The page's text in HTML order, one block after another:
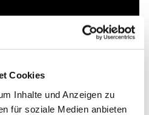
Cookies
Inhalte und Anzeigen zu
für soziale Medien anbieten
Sie auch